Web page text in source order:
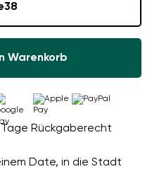
Date, in die Stadt
38
Warenkorb
Tage Rückgaberecht